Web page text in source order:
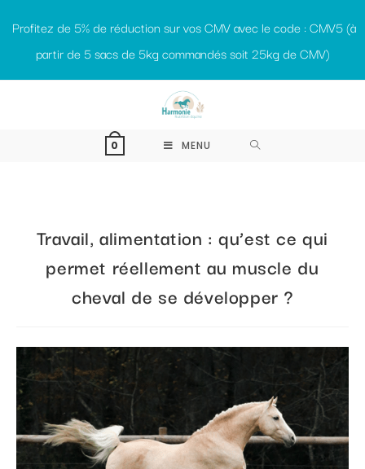
Profitez de 5% de réduction sur vos CMV avec le code : CMV5 (à
partir de 5 sacs de 5kg commandés soit 25kg de CMV)
0 MENU
Travail, alimentation : qu’est ce qui
permet réellement au muscle du
cheval de se développer ?